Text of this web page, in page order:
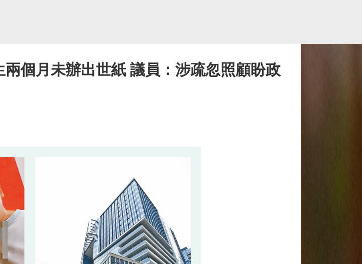
兩個月未辦出世紙 議員：涉疏忽照顧盼政